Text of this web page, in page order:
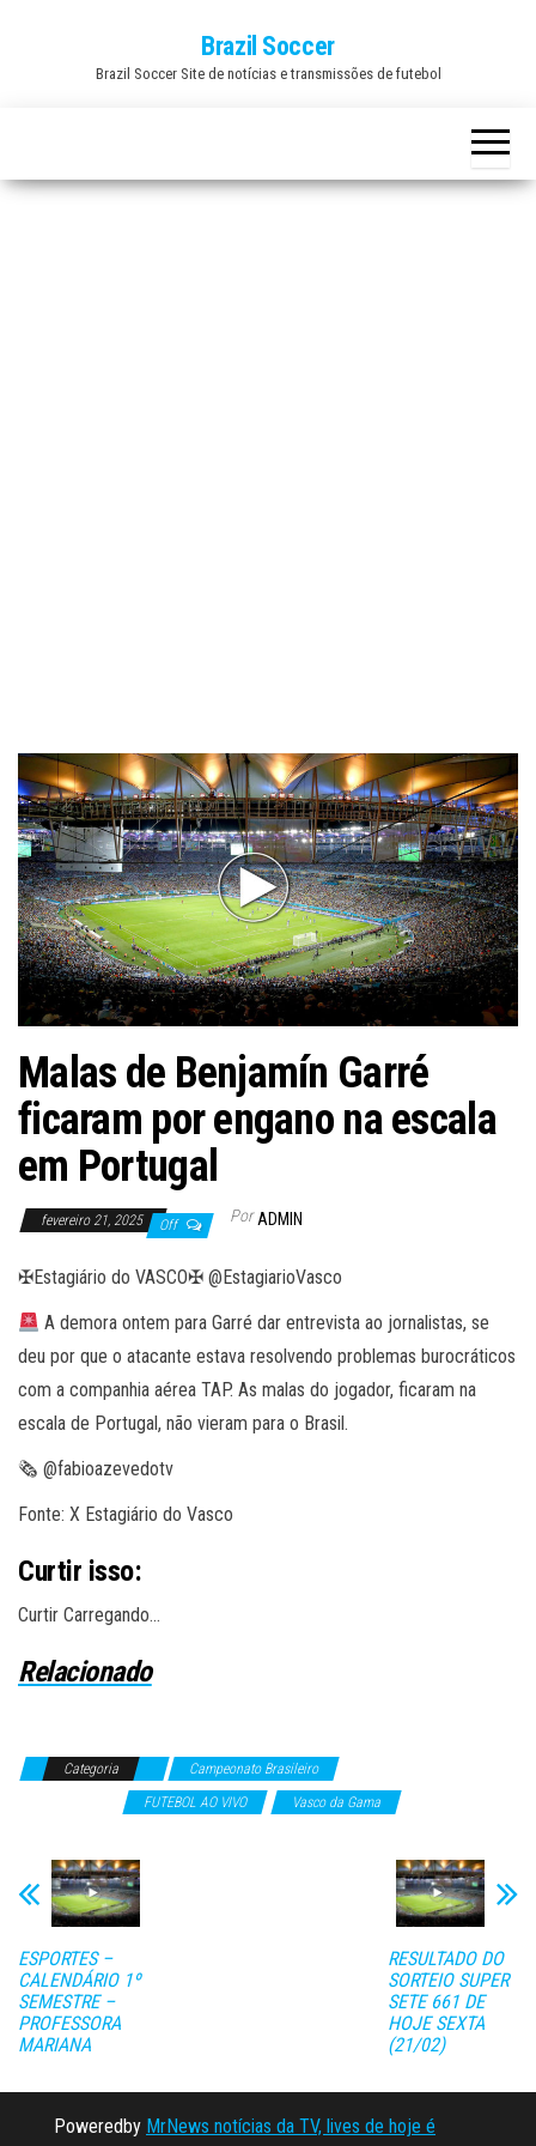
Brazil Soccer
Brazil Soccer Site de notícias e transmissões de futebol
Malas de Benjamín Garré
ficaram por engano na escala
em Portugal
fevereiro 21, 2025 Off Por ADMIN
✠Estagiário do VASCO✠ @EstagiarioVasco
A demora ontem para Garré dar entrevista ao jornalistas, se
deu por que o atacante estava resolvendo problemas burocráticos
com a companhia aérea TAP. As malas do jogador, ficaram na
escala de Portugal, não vieram para o Brasil.
🗞 @fabioazevedotv
Fonte: X Estagiário do Vasco
Curtir isso:
Curtir Carregando…
Relacionado
Categoria Campeonato Brasileiro
FUTEBOL AO VIVO Vasco da Gama
ESPORTES –
CALENDÁRIO 1º
SEMESTRE –
PROFESSORA
MARIANA
RESULTADO DO
SORTEIO SUPER
SETE 661 DE
HOJE SEXTA
(21/02)
Poweredby MrNews notícias da TV, lives de hoje é